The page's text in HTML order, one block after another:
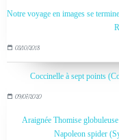
Notre voyage en images se
03/10/2018
Coccinelle à sept points
09/07/2020
Araignée Thomise
Napoleon spider